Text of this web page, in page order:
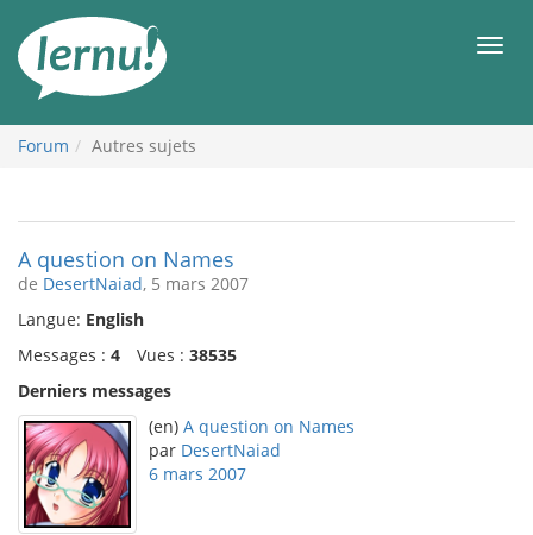
contenu
Forum Autres sujets
A question on Names
de DesertNaiad, 5 mars 2007
Langue: English
Messages : 4 Vues : 38535
Derniers messages
(en) A question on Names
par DesertNaiad
6 mars 2007